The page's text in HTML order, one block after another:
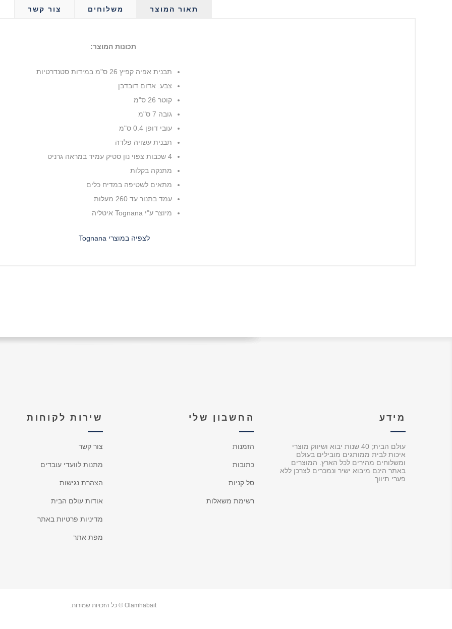
תאור המוצר משלוחים צור קשר
תכונות המוצר:
תבנית אפיה קפיץ 26 ס"מ במידות סטנדרטיות
צבע: אדום דובדבן
קוטר 26 ס"מ
גובה 7 ס"מ
עובי דופן 0.4 ס"מ
תבנית עשויה פלדה
4 שכבות צפוי נון סטיק עמיד במראה גרניט
מתנקה בקלות
מתאים לשטיפה במדיח כלים
עמד בתנור עד 260 מעלות
מיוצר ע"י Tognana איטליה
לצפיה במוצרי Tognana
מידע
עולם הבית; 40 שנות יבוא ושיווק מוצרי
איכות לבית ממותגים מובילים בעולם
ומשלוחים מהירים לכל הארץ. המוצרים
באתר הינם מיבוא ישיר ונמכרים לצרכן ללא
פערי תיווך
החשבון שלי
הזמנות
כתובות
סל קניות
רשימת משאלות
שירות לקוחות
צור קשר
מתנות לוועדי עובדים
הצהרת נגישות
אודות עולם הבית
מדיניות פרטיות באתר
מפת אתר
Olamhabait © כל הזכויות שמורות.